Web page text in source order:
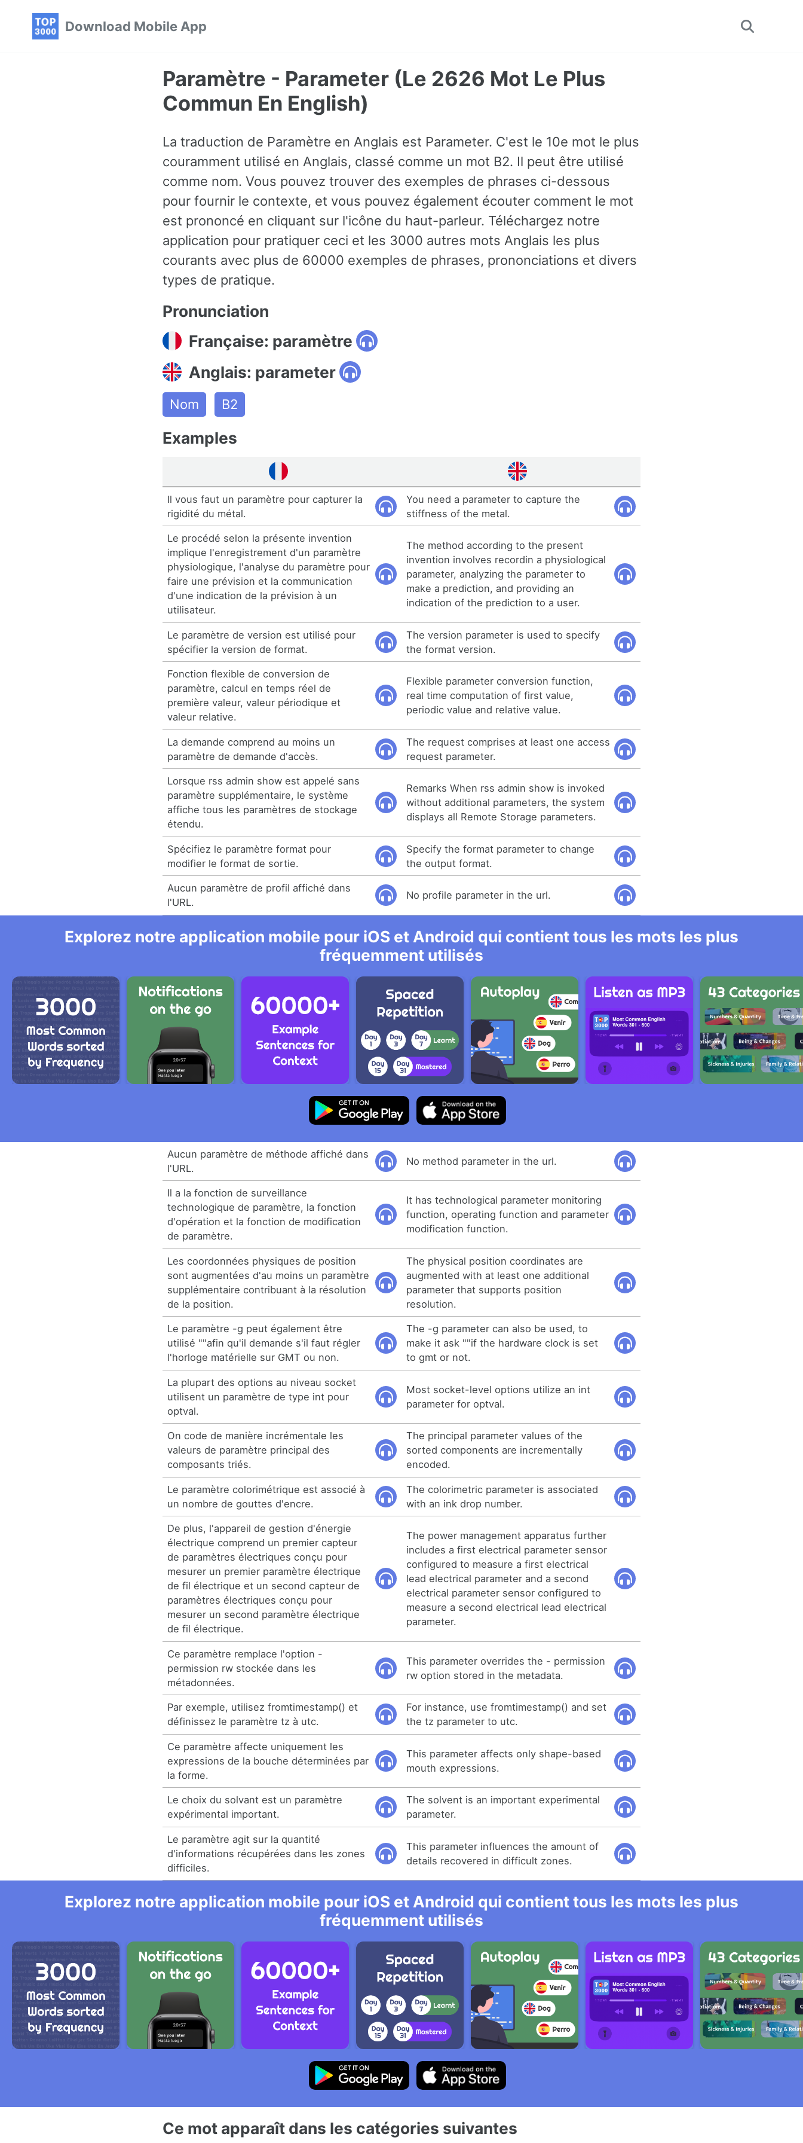
Download Mobile App
Toggle
Paramètre - Parameter (Le 2626 Mot Le Plus
Commun En English)
La traduction de Paramètre en Anglais est Parameter. C'est le 10e mot le plus
couramment utilisé en Anglais, classé comme un mot B2. Il peut être utilisé
comme nom. Vous pouvez trouver des exemples de phrases ci-dessous
pour fournir le contexte, et vous pouvez également écouter comment le mot
est prononcé en cliquant sur l'icône du haut-parleur. Téléchargez notre
application pour pratiquer ceci et les 3000 autres mots Anglais les plus
courants avec plus de 60000 exemples de phrases, prononciations et divers
types de pratique.
Pronunciation
Française: paramètre
Anglais: parameter
Nom B2
Examples
Il vous faut un paramètre pour capturer la
rigidité du métal.
You need a parameter to capture the
stiffness of the metal.
Le procédé selon la présente invention
implique l'enregistrement d'un paramètre
physiologique, l'analyse du paramètre pour
faire une prévision et la communication
d'une indication de la prévision à un
utilisateur.
The method according to the present
invention involves recordin a physiological
parameter, analyzing the parameter to
make a prediction, and providing an
indication of the prediction to a user.
Le paramètre de version est utilisé pour
spécifier la version de format.
The version parameter is used to specify
the format version.
Fonction flexible de conversion de
paramètre, calcul en temps réel de
première valeur, valeur périodique et
valeur relative.
Flexible parameter conversion function,
real time computation of first value,
periodic value and relative value.
La demande comprend au moins un
paramètre de demande d'accès.
The request comprises at least one access
request parameter.
Lorsque rss admin show est appelé sans
paramètre supplémentaire, le système
affiche tous les paramètres de stockage
étendu.
Remarks When rss admin show is invoked
without additional parameters, the system
displays all Remote Storage parameters.
Spécifiez le paramètre format pour
modifier le format de sortie.
Specify the format parameter to change
the output format.
Aucun paramètre de profil affiché dans
l'URL.
No profile parameter in the url.
Explorez notre application mobile pour iOS et Android qui contient tous les mots les plus
fréquemment utilisés
Aucun paramètre de méthode affiché dans
l'URL.
No method parameter in the url.
Il a la fonction de surveillance
technologique de paramètre, la fonction
d'opération et la fonction de modification
de paramètre.
It has technological parameter monitoring
function, operating function and parameter
modification function.
Les coordonnées physiques de position
sont augmentées d'au moins un paramètre
supplémentaire contribuant à la résolution
de la position.
The physical position coordinates are
augmented with at least one additional
parameter that supports position
resolution.
Le paramètre -g peut également être
utilisé ""afin qu'il demande s'il faut régler
l'horloge matérielle sur GMT ou non.
The -g parameter can also be used, to
make it ask ""if the hardware clock is set
to gmt or not.
La plupart des options au niveau socket
utilisent un paramètre de type int pour
optval.
Most socket-level options utilize an int
parameter for optval.
On code de manière incrémentale les
valeurs de paramètre principal des
composants triés.
The principal parameter values of the
sorted components are incrementally
encoded.
Le paramètre colorimétrique est associé à
un nombre de gouttes d'encre.
The colorimetric parameter is associated
with an ink drop number.
De plus, l'appareil de gestion d'énergie
électrique comprend un premier capteur
de paramètres électriques conçu pour
mesurer un premier paramètre électrique
de fil électrique et un second capteur de
paramètres électriques conçu pour
mesurer un second paramètre électrique
de fil électrique.
The power management apparatus further
includes a first electrical parameter sensor
configured to measure a first electrical
lead electrical parameter and a second
electrical parameter sensor configured to
measure a second electrical lead electrical
parameter.
Ce paramètre remplace l'option -
permission rw stockée dans les
métadonnées.
This parameter overrides the - permission
rw option stored in the metadata.
Par exemple, utilisez fromtimestamp() et
définissez le paramètre tz à utc.
For instance, use fromtimestamp() and set
the tz parameter to utc.
Ce paramètre affecte uniquement les
expressions de la bouche déterminées par
la forme.
This parameter affects only shape-based
mouth expressions.
Le choix du solvant est un paramètre
expérimental important.
The solvent is an important experimental
parameter.
Le paramètre agit sur la quantité
d'informations récupérées dans les zones
difficiles.
This parameter influences the amount of
details recovered in difficult zones.
Explorez notre application mobile pour iOS et Android qui contient tous les mots les plus
fréquemment utilisés
Ce mot apparaît dans les catégories suivantes